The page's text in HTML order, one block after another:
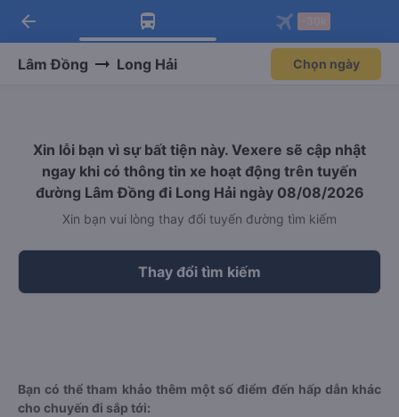
Tải app Vexere ngay!
Nhận ưu đãi thành viên độc
Mở app
Tải app Vexere
-30k/ghế khi đặt vé máy bay qua
Mở app
arrow_back
Lâm Đồng Long Hải Chọn ngày
Xin lỗi bạn vì sự bất tiện này. Vexere sẽ cập nhật
ngay khi có thông tin xe hoạt động trên tuyến
đường Lâm Đồng đi Long Hải ngày 08/08/2026
Xin bạn vui lòng thay đổi tuyến đường tìm kiếm
Thay đổi tìm kiếm
Bạn có thể tham khảo thêm một số điểm đến hấp dẫn khác
cho chuyến đi sắp tới: